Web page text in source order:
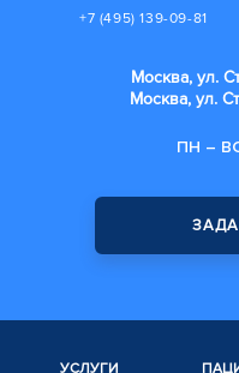
+7 (495) 139-09-81
Москва, ул.
Москва, ул.
ПН –
УСЛУГИ